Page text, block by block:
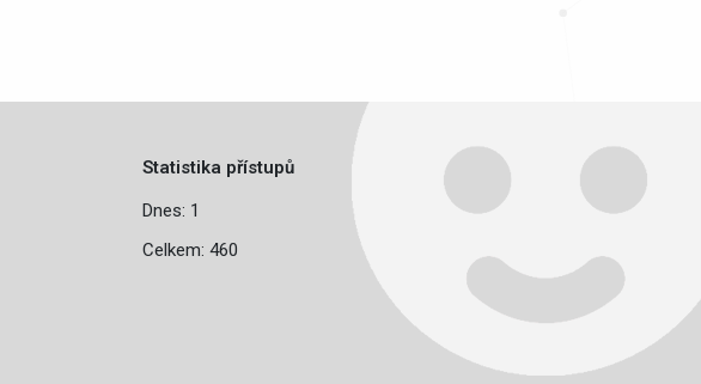
Statistika přístupů
Dnes: 1
Celkem: 460